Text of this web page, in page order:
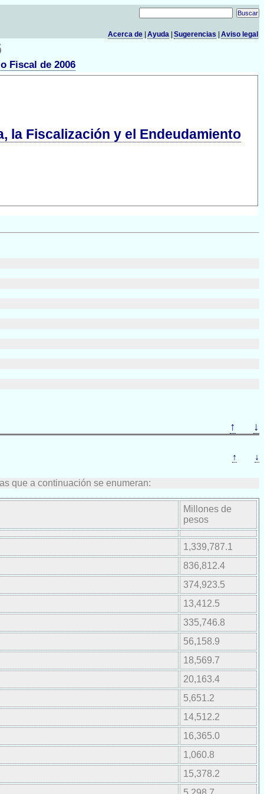
Aviso legal
Sugerencias
Ayuda
Acerca de
Fiscal de 2006
la Fiscalización y el Endeudamiento
↑ ↓
↑ ↓
que a continuación se enumeran:
Millones de
pesos
1,339,787.1
836,812.4
374,923.5
13,412.5
335,746.8
56,158.9
18,569.7
20,163.4
5,651.2
14,512.2
16,365.0
1,060.8
15,378.2